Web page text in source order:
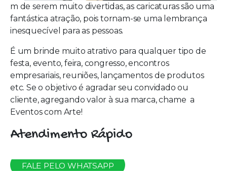
m de serem muito divertidas, as caricaturas são uma
fantástica atração, pois tornam-se uma lembrança
inesquecível para as pessoas.
É um brinde muito atrativo para qualquer tipo de
festa, evento, feira, congresso, encontros
empresariais, reuniões, lançamentos de produtos
etc. Se o objetivo é agradar seu convidado ou
cliente, agregando valor à sua marca, chame a
Eventos com Arte!
Atendimento Rápido
FALE PELO WHATSAPP